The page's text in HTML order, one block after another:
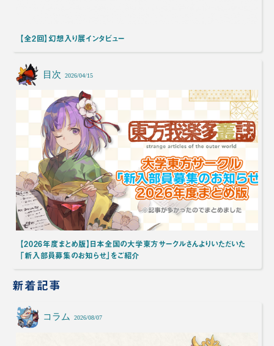
【全2回】幻想入り展インタビュー
目次 2026/04/15
【2026年度まとめ版】日本全国の大学東方サークルさんよりいただいた
「新入部員募集のお知らせ」をご紹介
新着記事
コラム 2026/08/07